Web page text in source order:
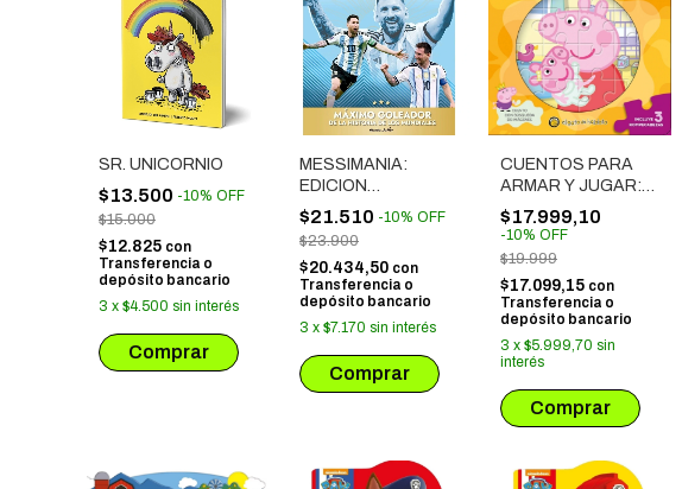
SR. UNICORNIO
$13.500 -10% OFF
$15.000
$12.825 con
Transferencia o
depósito bancario
3 x $4.500 sin interés
MESSIMANIA:
EDICION
ACTUALIZADA
$21.510 -10% OFF
$23.900
$20.434,50 con
Transferencia o
depósito bancario
3 x $7.170 sin interés
CUENTOS PARA
ARMAR Y JUGAR:
PEPPA PIG
$17.999,10
-10% OFF
$19.999
$17.099,15 con
Transferencia o
depósito bancario
3 x $5.999,70 sin
interés